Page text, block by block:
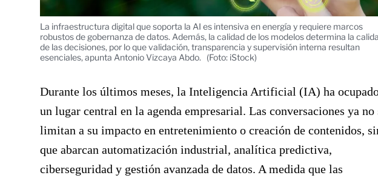
La infraestructura digital que soporta la AI es intensiva en energía y requiere marcos
robustos de gobernanza de datos. Además, la calidad de los modelos determina la
de las decisiones, por lo que validación, transparencia y supervisión interna resultan
esenciales, apunta Antonio Vizcaya Abdo.
(Foto: iStock)
Durante los últimos meses, la Inteligencia Artificial (IA) ha
un lugar central en la agenda empresarial. Las conversaciones ya no
limitan a su impacto en entretenimiento o creación de contenidos,
que abarcan automatización industrial, analítica predictiva,
ciberseguridad y gestión avanzada de datos. A medida que las